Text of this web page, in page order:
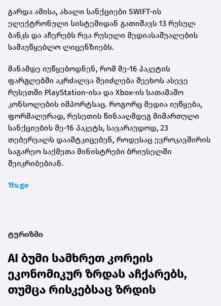
გარდა ამისა, ახალი სანქციები SWIFT-ის
ელექტრონული სისტემიდან გათიშავს 13 რუსულ
ბანკს და აჩერებს რვა რუსული მედიასაშუალების
სამაუწყებლო ლიცენზიებს.
მანამდე იუწყებოდნენ, რომ მე-16 პაკეტის
ფარგლებში აკრძალვა შეიძლება შეეხოს ასევე
რუსეთში PlayStation-ისა და Xbox-ის სათამაშო
კონსოლების იმპორტსაც. როგორც მედია იუწყება,
ფორმალურად, რუსეთის წინააღმდეგ მიმართული
სანქციების მე-16 პაკეტს, სავარაუდოდ, 23
თებერვალს დაამტკიცებენ, როდესაც ევროკავშირის
საგარეო საქმეთა მინისტრები ბრიუსელში
შეიკრიბებიან.
1tv.ge
ტურიზმი
AI ბუმი სამხრეთ კორეის
ეკონომიკურ ზრდას აჩქარებს,
თუმცა რისკებსაც ზრდის